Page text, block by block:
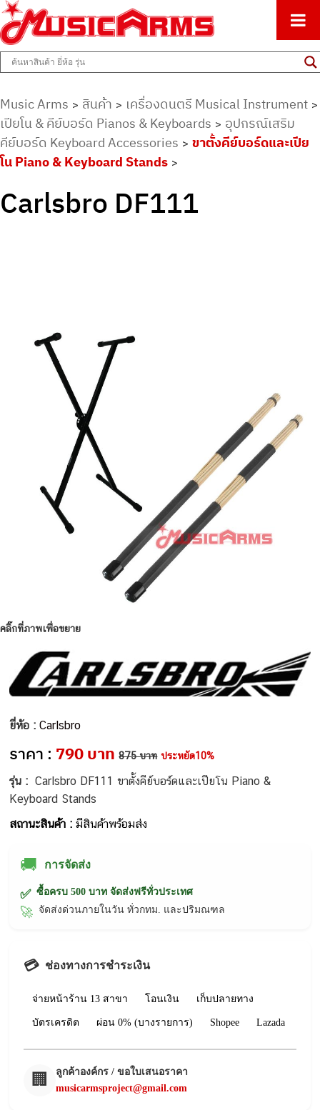
Music Arms
ศูนย์รวมครื่องดนตรีทุกชนิด ตั้งแต่เริ่มต้นถึงมืออาชีพ
Music Arms > สินค้า > เครื่องดนตรี Musical Instrument >
เปียโน & คีย์บอร์ด Pianos & Keyboards > อุปกรณ์เสริม
คีย์บอร์ด Keyboard Accessories > ขาตั้งคีย์บอร์ดและเปีย
โน Piano & Keyboard Stands >
Carlsbro DF111
คลิ๊กที่ภาพเพื่อขยาย
ยี่ห้อ :Carlsbro
ราคา : 790 บาท 875 บาท ประหยัด10%
รุ่น :Carlsbro DF111 ขาตั้งคีย์บอร์ดและเปียโน Piano &
Keyboard Stands
สถานะสินค้า :มีสินค้าพร้อมส่ง
🚚 การจัดส่ง
✅ ซื้อครบ 500 บาท จัดส่งฟรีทั่วประเทศ
🚀 จัดส่งด่วนภายในวัน ทั่วกทม. และปริมณฑล
💳 ช่องทางการชำระเงิน
จ่ายหน้าร้าน 13 สาขา โอนเงิน เก็บปลายทาง
บัตรเครดิต ผ่อน 0% (บางรายการ) Shopee Lazada
🏢
ลูกค้าองค์กร / ขอใบเสนอราคา
musicarmsproject@gmail.com